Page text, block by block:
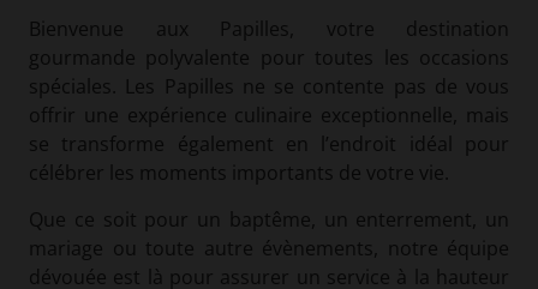
Bienvenue aux Papilles, votre destination
gourmande polyvalente pour toutes les occasions
spéciales. Les Papilles ne se contente pas de vous
offrir une expérience culinaire exceptionnelle, mais
se transforme également en l’endroit idéal pour
célébrer les moments importants de votre vie.
Que ce soit pour un baptême, un enterrement, un
mariage ou toute autre évènements, notre équipe
dévouée est là pour assurer un service à la hauteur